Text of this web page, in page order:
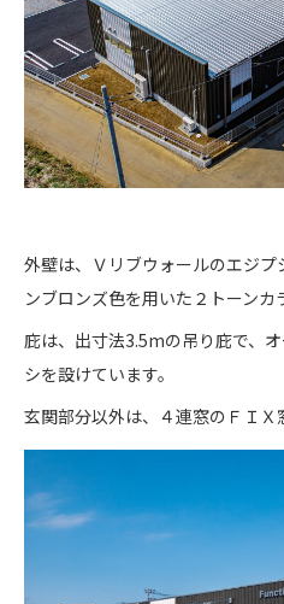
外壁は、Ｖリブウォールのエジ
ンブロンズ色を用いた２トーンカ
庇は、出寸法3.5mの吊り庇で、
シを設けています。
玄関部分以外は、４連窓のＦＩＸ